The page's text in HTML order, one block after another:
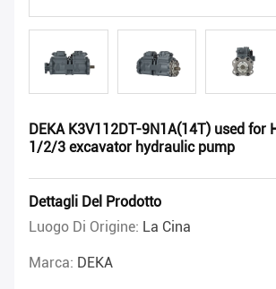
DEKA K3V112DT-9N1A(14T) used for
1/2/3 excavator hydraulic pump
Dettagli Del Prodotto
Luogo Di Origine: La Cina
Marca: DEKA